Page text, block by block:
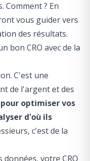
? En
vous guider vers
des résultats.
bon CRO avec de la
C'est une
de l'argent et des
pour optimiser vos
d'où ils
c'est de la
votre CRO